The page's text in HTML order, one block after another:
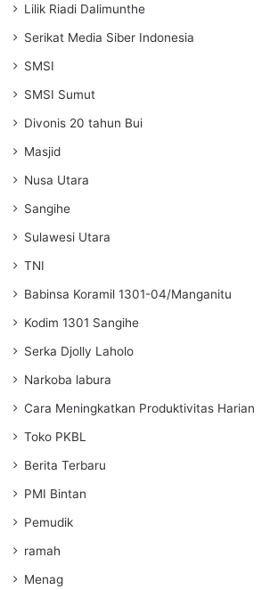
Lilik Riadi Dalimunthe
Serikat Media Siber Indonesia
SMSI
SMSI Sumut
Divonis 20 tahun Bui
Masjid
Nusa Utara
Sangihe
Sulawesi Utara
TNI
Babinsa Koramil 1301-04/Manganitu
Kodim 1301 Sangihe
Serka Djolly Laholo
Narkoba labura
Cara Meningkatkan Produktivitas Harian
Toko PKBL
Berita Terbaru
PMI Bintan
Pemudik
ramah
Menag